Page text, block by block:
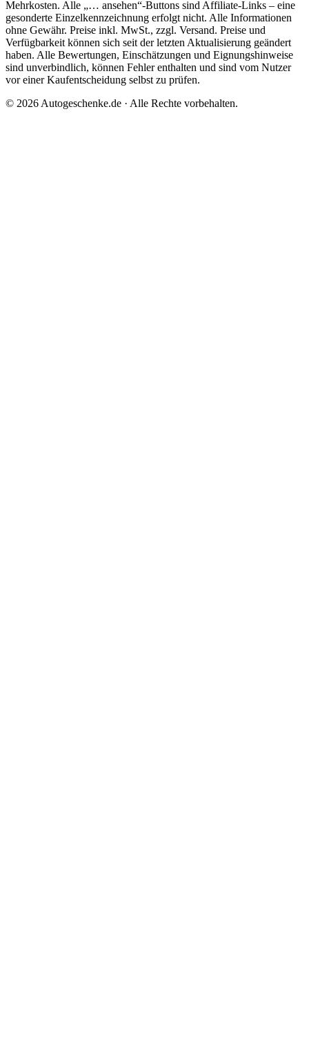
Mehrkosten. Alle „… ansehen“-Buttons sind Affiliate-Links – eine
gesonderte Einzelkennzeichnung erfolgt nicht. Alle Informationen
ohne Gewähr. Preise inkl. MwSt., zzgl. Versand. Preise und
Verfügbarkeit können sich seit der letzten Aktualisierung geändert
haben. Alle Bewertungen, Einschätzungen und Eignungshinweise
sind unverbindlich, können Fehler enthalten und sind vom Nutzer
vor einer Kaufentscheidung selbst zu prüfen.
© 2026 Autogeschenke.de · Alle Rechte vorbehalten.